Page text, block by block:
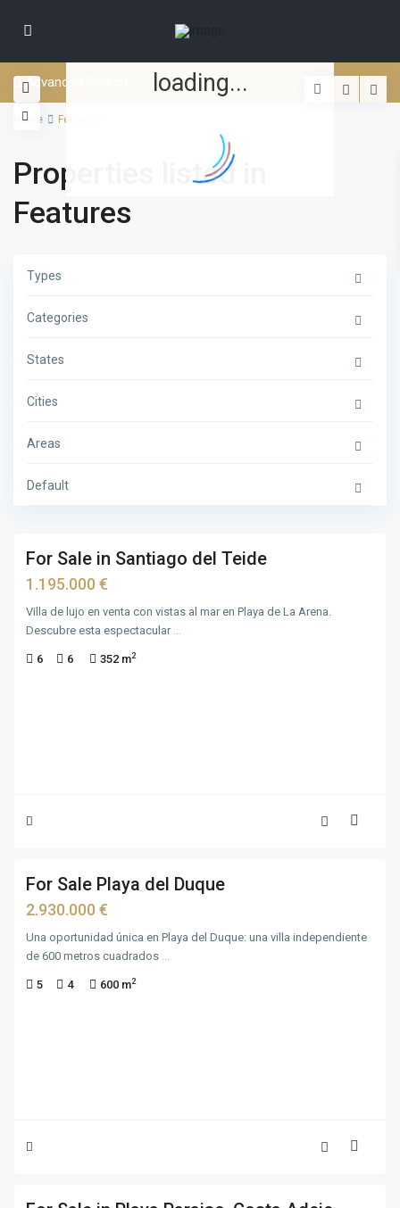
loading...
Advanced Search
Home Features
Properties listed in
Features
Types
Categories
States
Cities
Areas
Default
For Sale in Santiago del Teide
1.195.000 €
Villa de lujo en venta con vistas al mar en Playa de La Arena.
Descubre esta espectacular ...
6 6 352 m2
For Sale Playa del Duque
2.930.000 €
Una oportunidad única en Playa del Duque: una villa independiente
de 600 metros cuadrados ...
5 4 600 m2